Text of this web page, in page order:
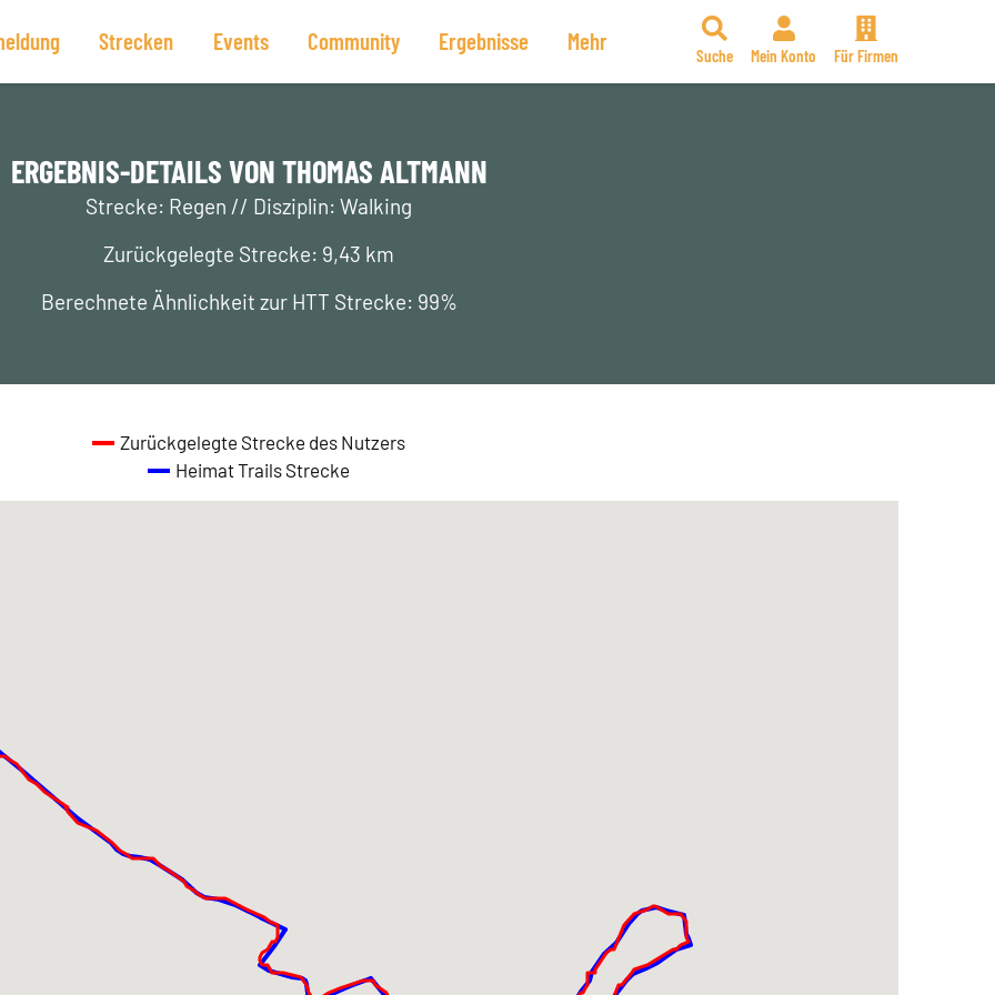
Strecken Events Community Ergebnisse Mehr
Suche Mein Konto Für Firmen
ERGEBNIS-DETAILS VON THOMAS ALTMANN
Strecke: Regen // Disziplin: Walking
Zurückgelegte Strecke: 9,43 km
Berechnete Ähnlichkeit zur HTT Strecke: 99%
Zurückgelegte Strecke des Nutzers
Heimat Trails Strecke